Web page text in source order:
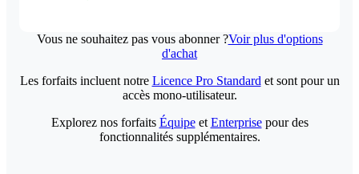
Vous ne souhaitez pas vous abonner ?Voir plus d'options
d'achat
Les forfaits incluent notre Licence Pro Standard et sont pour un
accès mono-utilisateur.
Explorez nos forfaits Équipeet Enterprisepour des
fonctionnalités supplémentaires.